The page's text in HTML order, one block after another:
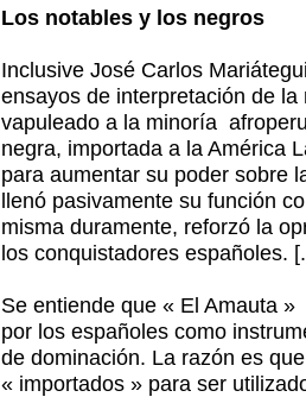
Los notables y los negros
Inclusive José Carlos
ensayos de interpretación de
vapuleado a la minoría
negra, importada a la América
para aumentar su poder sobre
llenó pasivamente su función
misma duramente, reforzó la
los conquistadores españoles.
Se entiende que « El Amauta
por los españoles como
de dominación. La razón es
« importados » para ser